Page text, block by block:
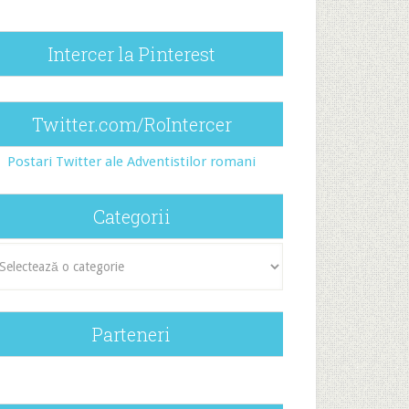
Intercer la Pinterest
Twitter.com/RoIntercer
Postari Twitter ale Adventistilor romani
Categorii
Parteneri